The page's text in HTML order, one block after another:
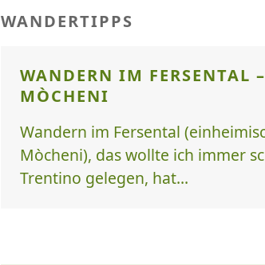
WANDERTIPPS
WANDERN IM FERSENTAL
MÒCHENI
Wandern im Fersental
Mòcheni), das wollte ich immer
Trentino gelegen, hat...